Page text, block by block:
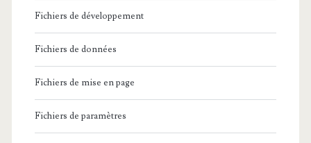
Fichiers de développement
Fichiers de données
Fichiers de mise en page
Fichiers de paramètres